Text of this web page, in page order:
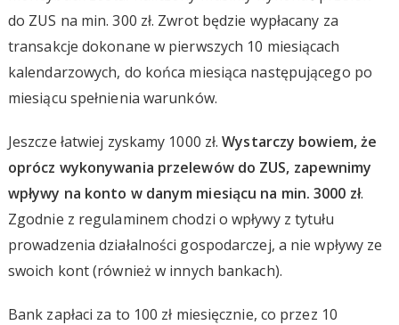
do ZUS na min. 300 zł. Zwrot będzie wypłacany za
transakcje dokonane w pierwszych 10 miesiącach
kalendarzowych, do końca miesiąca następującego po
miesiącu spełnienia warunków.
Jeszcze łatwiej zyskamy 1000 zł.Wystarczy bowiem, że
oprócz wykonywania przelewów do ZUS, zapewnimy
wpływy na konto w danym miesiącu na min. 3000 zł.
Zgodnie z regulaminem chodzi o wpływy z tytułu
prowadzenia działalności gospodarczej, a nie wpływy ze
swoich kont (również w innych bankach).
Bank zapłaci za to 100 zł miesięcznie, co przez 10